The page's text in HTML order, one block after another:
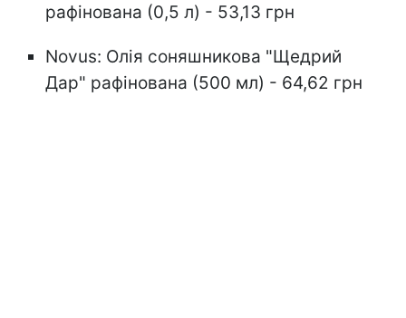
рафінована (0,5 л) - 53,13 грн
Novus: Олія соняшникова "Щедрий
Дар" рафінована (500 мл) - 64,62 грн